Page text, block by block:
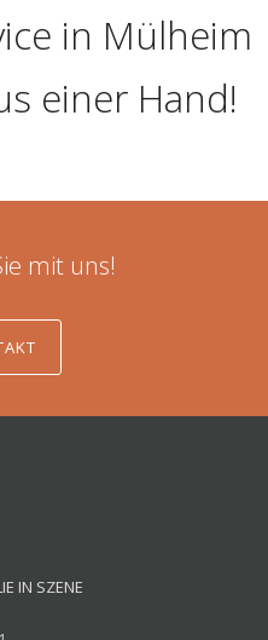
in Mülheim
einer Hand!
mit uns!
IN SZENE